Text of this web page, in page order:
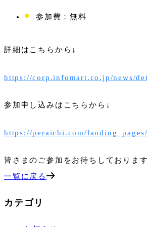
参加費：無料
詳細はこちらから↓
https://corp.infomart.co.jp/news/
参加申し込みはこちらから↓
https://peraichi.com/
皆さまのご参加をお待ちしております
一覧に戻る
カテゴリ